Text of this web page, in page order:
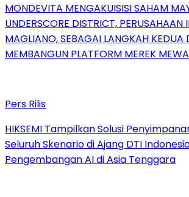
MONDEVITA MENGAKUISISI SAHAM
UNDERSCORE DISTRICT, PERUSAHAAN
MAGLIANO, SEBAGAI LANGKAH KEDUA
MEMBANGUN PLATFORM MEREK
Pers Rilis
HIKSEMI Tampilkan Solusi
Seluruh Skenario di Ajang DTI
Pengembangan AI di Asia Tenggara